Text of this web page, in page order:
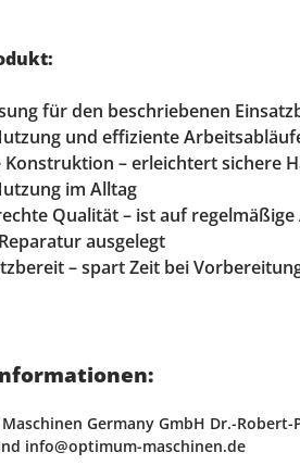
für den beschriebenen
und effiziente
Konstruktion – erleichtert sichere
im Alltag
Qualität – ist auf
ausgelegt
– spart Zeit bei
Germany GmbH Dr.-
info@optimum-maschinen.de